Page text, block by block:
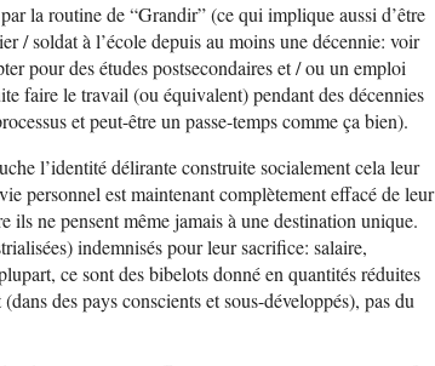
la routine de “Grandir” (ce qui implique aussi d’être
/ soldat à l’école depuis au moins une décennie: voir
pour des études postsecondaires et / ou un emploi
faire le travail (ou équivalent) pendant des décennies
et peut-être un passe-temps comme ça bien).
l’identité délirante construite socialement cela leur
personnel est maintenant complètement effacé de leur
ils ne pensent même jamais à une destination unique.
indemnisés pour leur sacrifice: salaire,
ce sont des bibelots donné en quantités réduites
des pays conscients et sous-développés), pas du